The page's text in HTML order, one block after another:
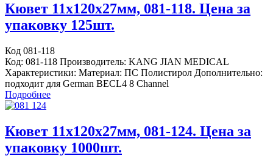
Кювет 11x120x27мм, 081-118. Цена за
упаковку 125шт.
Код 081-118
Код: 081-118 Производитель: KANG JIAN MEDICAL
Характеристики: Материал: ПС Полистирол Дополнительно:
подходит для German BECL4 8 Channel
Подробнее
Кювет 11x120x27мм, 081-124. Цена за
упаковку 1000шт.